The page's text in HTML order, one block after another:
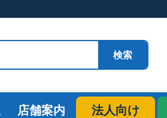
検索
店舗案内 法人向け